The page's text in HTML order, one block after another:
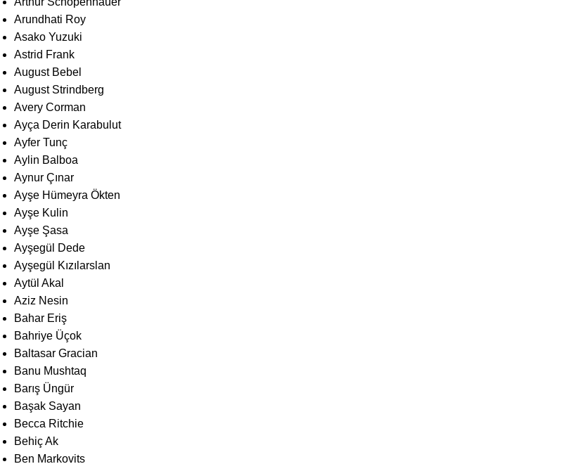
Arundhati Roy
Asako Yuzuki
Astrid Frank
August Bebel
August Strindberg
Avery Corman
Ayça Derin Karabulut
Ayfer Tunç
Aylin Balboa
Aynur Çınar
Ayşe Hümeyra Ökten
Ayşe Kulin
Ayşe Şasa
Ayşegül Dede
Ayşegül Kızılarslan
Aytül Akal
Aziz Nesin
Bahar Eriş
Bahriye Üçok
Baltasar Gracian
Banu Mushtaq
Barış Üngür
Başak Sayan
Becca Ritchie
Behiç Ak
Ben Markovits